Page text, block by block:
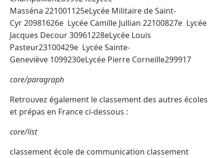
Masséna 221001125eLycée Militaire de Saint-
Cyr 20981626e Lycée Camille Jullian 22100827e Lycée
Jacques Decour 30961228eLycée Louis
Pasteur23100429e Lycée Sainte-
Geneviève 1099230eLycée Pierre Corneille299917
core/paragraph
Retrouvez également le classement des autres écoles
et prépas en France ci-dessous :
core/list
classement école de communication classement